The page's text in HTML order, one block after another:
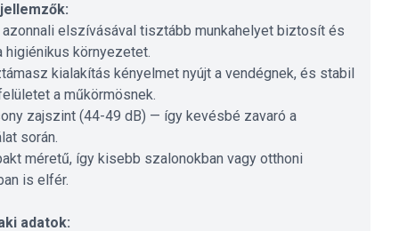
azonnali elszívásával tisztább munkahelyet biztosít és
higiénikus környezetet.
kialakítás kényelmet nyújt a vendégnek, és stabil
a műkörmösnek.
zajszint (44-49 dB) — így kevésbé zavaró a
során.
méretű, így kisebb szalonokban vagy otthoni
is elfér.
adatok: